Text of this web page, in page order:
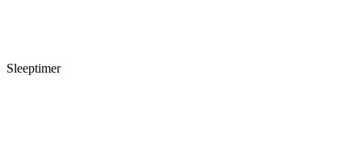
Sleeptimer